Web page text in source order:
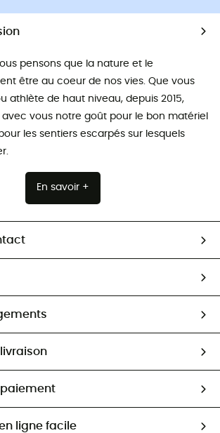
pensons que la nature et le
être au coeur de nos vies. Que vous
athlète de haut niveau, depuis 2015,
vous notre goût pour le bon matériel
les sentiers escarpés sur lesquels
En savoir +
paiement
ligne facile